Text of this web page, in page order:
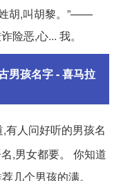
胡,叫胡黎。”——
险恶,心... 我。
男孩名字 - 喜马拉
有人问好听的男孩名
,男女都要。 你知道
几个男孩的满。